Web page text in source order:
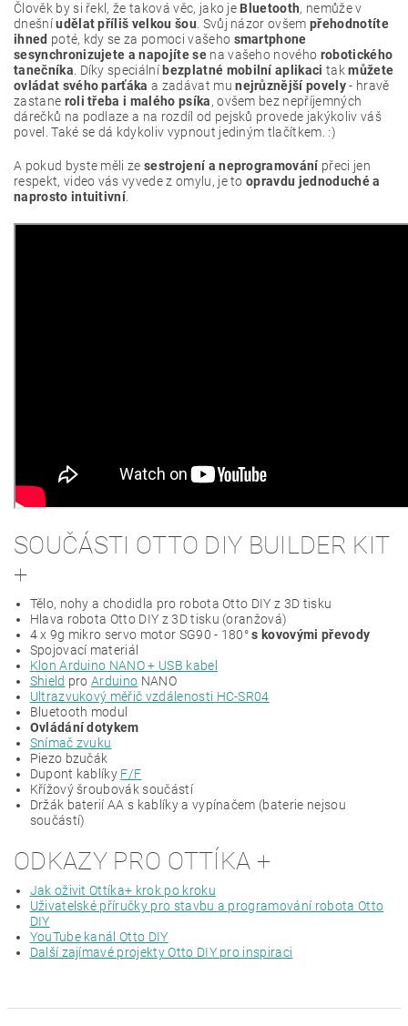
Člověk by si řekl, že taková věc, jako je Bluetooth, nemůže v
dnešníudělat příliš velkou šou. Svůj názor ovšempřehodnotíte
ihned poté, kdy se za pomoci vašeho smartphone
sesynchronizujete a napojíte sena vašeho nového robotického
tanečníka. Díky speciální bezplatné mobilní aplikaci takmůžete
ovládat svého parťáka a zadávat munejrůznější povely- hravě
zastane roli třeba i malého psíka, ovšem bez nepříjemných
dárečků na podlaze a na rozdíl od pejsků provede jakýkoliv váš
povel. Také se dá kdykoliv vypnout jediným tlačítkem. :)
A pokud byste měli zesestrojení a neprogramování přeci jen
respekt, video vás vyvede z omylu, je toopravdu jednoduché a
naprosto intuitivní.
SOUČÁSTI OTTO DIY BUILDER KIT
+
Tělo, nohy a chodidla pro robota Otto DIY z 3D tisku
Hlava robota Otto DIY z 3D tisku (oranžová)
4 x 9g mikro servo motor SG90 - 180°s kovovými převody
Spojovací materiál
Klon Arduino NANO + USB kabel
Shield proArduino NANO
Ultrazvukový měřič vzdálenosti HC-SR04
Bluetooth modul
Ovládání dotykem
Snímač zvuku
Piezo bzučák
Dupont kablíky F/F
Křížový šroubovák součástí
Držák baterií AA s kablíky a vypínačem (baterie nejsou
součástí)
ODKAZY PRO OTTÍKA +
Jak oživit Ottíka+ krok po kroku
Uživatelské příručky pro stavbu a programování robota Otto
DIY
YouTube kanál Otto DIY
Další zajímavé projekty Otto DIY pro inspiraci